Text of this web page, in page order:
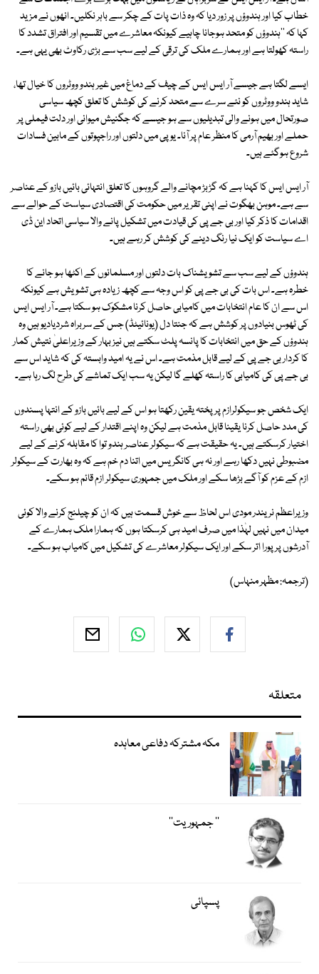
خطاب کیا اور ہندوؤں پر زور دیا کہ وہ ذات پات کے چکر سے باہر نکلیں۔ انھوں نے مزید
کہا کہ ''ہندوؤں کو متحد ہوجانا چاہیے کیونکہ معاشرے میں تقسیم اور افتراق تشدد کا
راستہ کھولتا ہے اور ہمارے ملک کی ترقی کے لیے سب سے بڑی رکاوٹ بھی یہی ہے۔
ایسے لگتا ہے جیسے آر ایس ایس کے چیف کے دماغ میں غیر ہندو ووٹروں کا خیال تھا،
شاید ہندو ووٹروں کو نئے سرے سے متحد کرنے کی کوشش کا تعلق کچھ سیاسی
صورتحال میں ہونے والی تبدیلیوں سے ہو جیسے کہ جگنیش میوانی اور دلت فیملی پر
حملے اور بھیم آرمی کا منظر عام پر آنا۔ یوپی میں دلتوں اور راجپوتوں کے مابین فسادات
شروع ہوگئے ہیں۔
آر ایس ایس کا کہنا ہے کہ گڑبڑ مچانے والے گروہوں کا تعلق انتہائی بائیں بازو کے عناصر
سے ہے۔ موہن بھگوت نے اپنی تقریر میں حکومت کی اقتصادی سیاست کے حوالے سے
اقدامات کا ذکر کیا اور بی جے پی کی قیادت میں تشکیل پانے والا سیاسی اتحاد این ڈی
اے سیاست کو ایک نیا رنگ دینے کی کوشش کر رہے ہیں۔
ہندوؤں کے لیے سب سے تشویشناک بات دلتوں اور مسلمانوں کے اکٹھا ہو جانے کا
خطرہ ہے۔ اس بات کی بی جے پی کو اس وجہ سے کچھ زیادہ ہی تشویش ہے کیونکہ
اس سے ان کا عام انتخابات میں کامیابی حاصل کرنا مشکوک ہو سکتا ہے۔ آر ایس ایس
کی ٹھوس بنیادوں پر کوشش ہے کہ جنتا دل (یونائیٹڈ) جس کے سربراہ شردیادیو ہیں وہ
ہندوؤں کے حق میں انتخابات کا پانسہ پلٹ سکتے ہیں نیز بہار کے وزیراعلیٰ نتیش کمار
کا کردار بی جے پی کے لیے قابل مذمت ہے۔ اس نے یہ امید وابستہ کی کہ شاید اس سے
بی جے پی کی کامیابی کا راستہ کھلے گا لیکن یہ سب ایک تماشے کی طرح لگ رہا ہے۔
ایک شخص جو سیکولرازم پر پختہ یقین رکھتا ہو اس کے لیے بائیں بازو کے انتہا پسندوں
کی مدد حاصل کرنا یقینا قابل مذمت ہے لیکن وہ اپنے اقتدار کے لیے کوئی بھی راستہ
اختیار کرسکتے ہیں۔ یہ حقیقت ہے کہ سیکولر عناصر ہندو توا کا مقابلہ کرنے کے لیے
مضبوطی نہیں دکھا رہے اور نہ ہی کانگریس میں اتنا دم خم ہے کہ وہ بھارت کے سیکولر
ازم کے عزم کو آگے بڑھا سکے اور ملک میں جمہوری سیکولر ازم قائم ہو سکے۔
وزیراعظم نریندر مودی اس لحاظ سے خوش قسمت ہیں کہ ان کو چیلنج کرنے والا کوئی
میدان میں نہیں لہٰذا میں صرف امید ہی کرسکتا ہوں کہ ہمارا ملک ہمارے کے
آدرشوں پر پورا اتر سکے اور ایک سیکولر معاشرے کی تشکیل میں کامیاب ہو سکے۔
(ترجمہ: مظہر منہاس)
متعلقہ
مکہ مشترکہ دفاعی معاہدہ
’’ جمہوریت‘‘
پسپائی